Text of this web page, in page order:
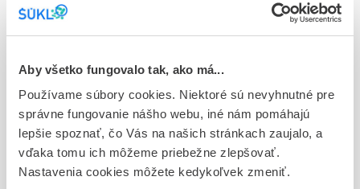
Aby všetko fungovalo tak, ako má...
Používame súbory cookies. Niektoré sú nevyhnutné pre
správne fungovanie nášho webu, iné nám pomáhajú
lepšie spoznať, čo Vás na našich stránkach zaujalo, a
vďaka tomu ich môžeme priebežne zlepšovať.
Nastavenia cookies môžete kedykoľvek zmeniť.
tbl 90x80 mg (blis.Al/Al)
D - Registrácia bez obmedzenia platnosti
Typ registračnej procedúry
Decentralizovaná
Držiteľ, krajina
Sandoz Pharmaceuticals d.d., Slovinsko